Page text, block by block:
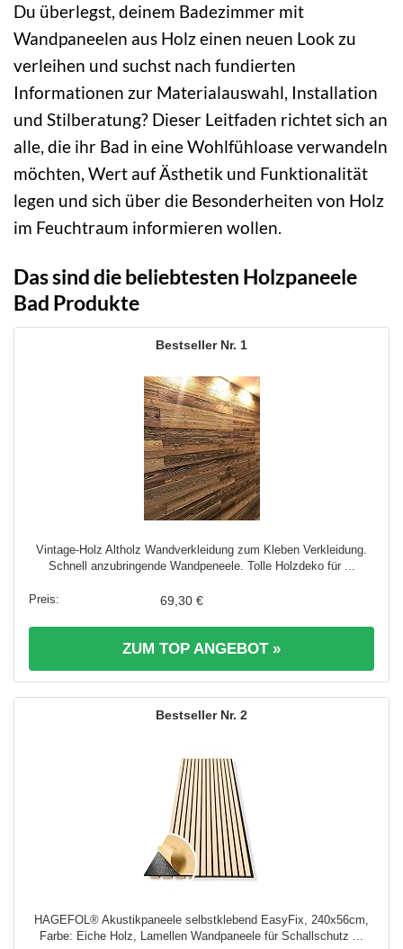
Du überlegst, deinem Badezimmer mit
Wandpaneelen aus Holz einen neuen Look zu
verleihen und suchst nach fundierten
Informationen zur Materialauswahl, Installation
und Stilberatung? Dieser Leitfaden richtet sich an
alle, die ihr Bad in eine Wohlfühloase verwandeln
möchten, Wert auf Ästhetik und Funktionalität
legen und sich über die Besonderheiten von Holz
im Feuchtraum informieren wollen.
Das sind die beliebtesten Holzpaneele
Bad Produkte
1
Vintage-Holz Altholz Wandverkleidung zum Kleben Verkleidung.
Schnell anzubringende Wandpeneele. Tolle Holzdeko für ...
69,30 €
ZUM TOP ANGEBOT »
2
HAGEFOL® Akustikpaneele selbstklebend EasyFix, 240x56cm,
Farbe: Eiche Holz, Lamellen Wandpaneele für Schallschutz ...